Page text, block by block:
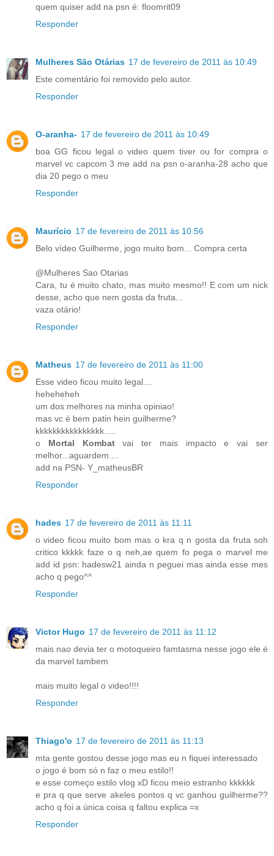
quem quiser add na psn é: floomrit09
Responder
Mulheres São Otárias 17 de fevereiro de 2011 às 10:49
Este comentário foi removido pelo autor.
Responder
O-aranha- 17 de fevereiro de 2011 às 10:49
boa GG ficou legal o video quem tiver ou for compra o
marvel vc capcom 3 me add na psn o-aranha-28 acho que
dia 20 pego o meu
Responder
Maurício 17 de fevereiro de 2011 às 10:56
Belo vídeo Guilherme, jogo muito bom... Compra certa
@Mulheres Sao Otarias
Cara, tu é muito chato, mas muito mesmo!! E com um nick
desse, acho que nem gosta da fruta...
vaza otário!
Responder
Matheus 17 de fevereiro de 2011 às 11:00
Esse video ficou muito legal....
heheheheh
um dos melhores na minha opiniao!
mas vc é bem patin hein guilherme?
kkkkkkkkkkkkkkkk.....
o Mortal Kombatvai ter mais impacto e vai ser
melhor...aguardem....
add na PSN- Y_matheusBR
Responder
hades 17 de fevereiro de 2011 às 11:11
o video ficou muito bom mas o kra q n gosta da fruta soh
critico kkkkk faze o q neh,ae quem fo pega o marvel me
add id psn: hadesw21 ainda n peguei mas ainda esse mes
acho q pego^^
Responder
Victor Hugo 17 de fevereiro de 2011 às 11:12
mais nao devia ter o motoqueiro famtasma nesse jogo ele é
da marvel tambem
mais muito legal o video!!!!
Responder
Thiago'o 17 de fevereiro de 2011 às 11:13
mta gente gostou desse jogo mas eu n fiquei interessado
o jogo é bom só n faz o meu estilo!!
e esse começo estilo vlog xD ficou meio estranho kkkkkk
e pra q que serve akeles pontos q vc ganhou guilherme??
acho q foi a única coisa q faltou explica =x
Responder